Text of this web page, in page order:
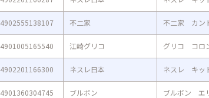
4902555138107 不二家 不二家 カン
4901005165540 江崎グリコ グリコ コロ
4902201166300 ネスレ日本 ネスレ キッ
4901360304745 ブルボン ブルボン エ